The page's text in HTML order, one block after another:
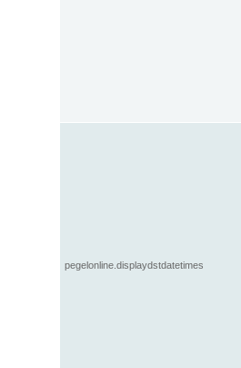
pegelonline.displaydstdatetimes